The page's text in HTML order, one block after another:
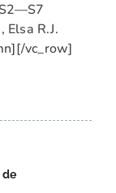
Elsa R.J.
vc_row]
de